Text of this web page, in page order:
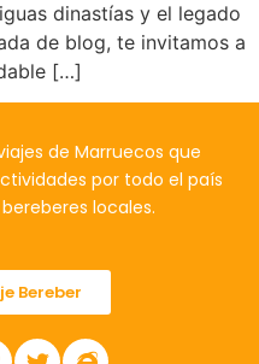
dinastías y el legado
de blog, te invitamos a
[…]
de Marruecos que
por todo el país
locales.
Bereber